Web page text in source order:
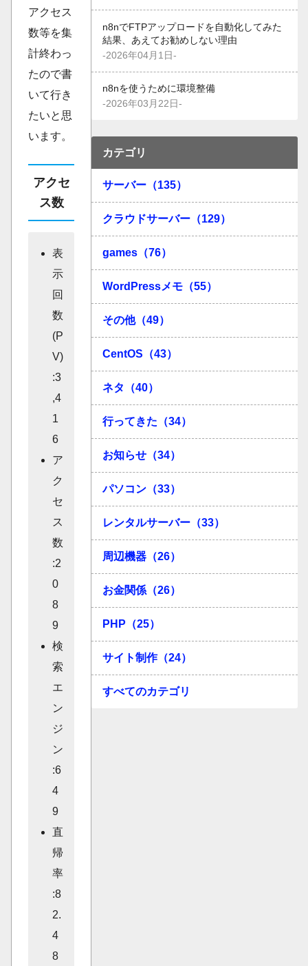
アクセス
数等を集
計終わっ
たので書
いて行き
たいと思
います。
アクセ
ス数
表
示
回
数
(P
V)
:3
,4
1
6
ア
ク
セ
ス
数
:2
0
8
9
検
索
エ
ン
ジ
ン
:6
4
9
直
帰
率
:8
2.
4
8
n8nでFTPアップロードを自動化してみた
結果、あえてお勧めしない理由
-2026年04月1日-
n8nを使うために環境整備
-2026年03月22日-
カテゴリ
サーバー（135）
クラウドサーバー（129）
games（76）
WordPressメモ（55）
その他（49）
CentOS（43）
ネタ（40）
行ってきた（34）
お知らせ（34）
パソコン（33）
レンタルサーバー（33）
周辺機器（26）
お金関係（26）
PHP（25）
サイト制作（24）
すべてのカテゴリ